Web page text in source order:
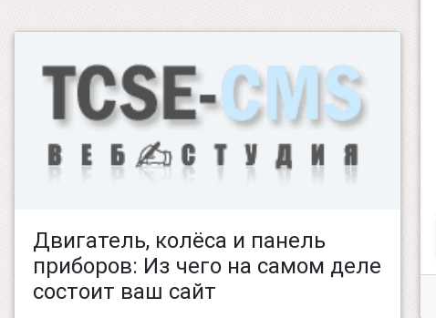
Двигатель, колёса и панель
приборов: Из чего на самом деле
состоит ваш сайт